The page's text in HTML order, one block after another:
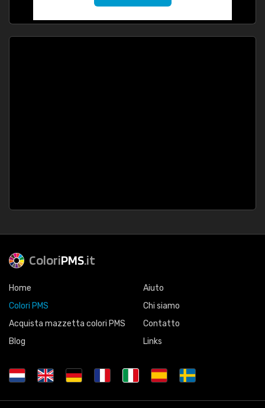
ColoriPMS.it
Home
Colori PMS
Acquista mazzetta colori PMS
Blog
Aiuto
Chi siamo
Contatto
Links